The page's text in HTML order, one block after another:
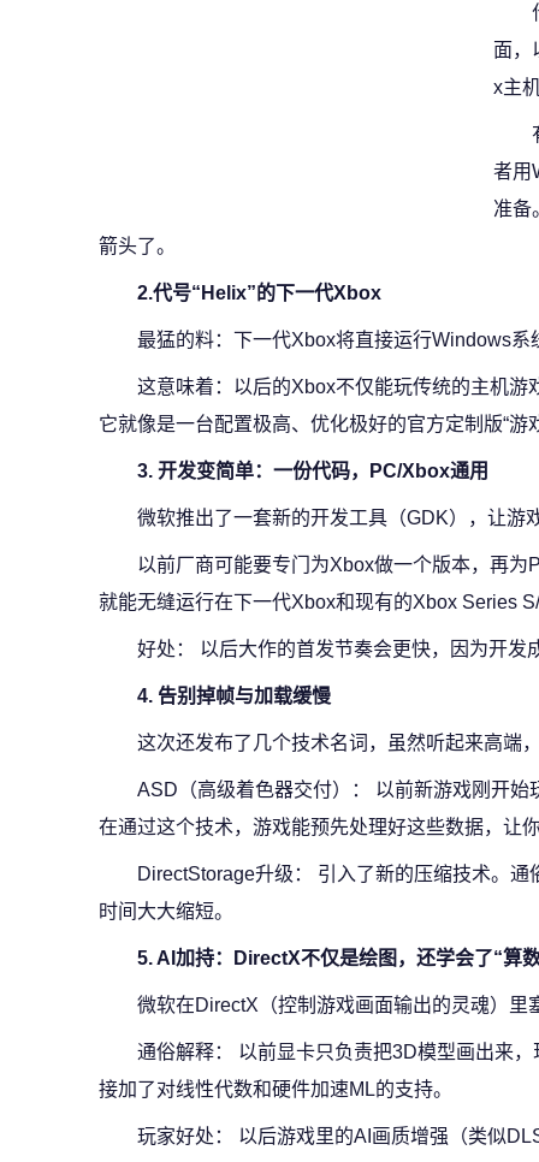
面，
x主
者用
准备
箭头了。
2.代号“Helix”的下一代Xbox
最猛的料：下一代Xbox将直接运行Windows系
这意味着：以后的Xbox不仅能玩传统的主机
它就像是一台配置极高、优化极好的官方定制版“游
3. 开发变简单：一份代码，PC/Xbox通用
微软推出了一套新的开发工具（GDK），让游
以前厂商可能要专门为Xbox做一个版本，再
就能无缝运行在下一代Xbox和现有的Xbox Series
好处： 以后大作的首发节奏会更快，因为开发
4. 告别掉帧与加载缓慢
这次还发布了几个技术名词，虽然听起来高端
ASD（高级着色器交付）： 以前新游戏刚开始
在通过这个技术，游戏能预先处理好这些数据，让
DirectStorage升级： 引入了新的压缩技术。
时间大大缩短。
5. AI加持：DirectX不仅是绘图，还学会了“算
微软在DirectX（控制游戏画面输出的灵魂）里
通俗解释： 以前显卡只负责把3D模型画出来
接加了对线性代数和硬件加速ML的支持。
玩家好处： 以后游戏里的AI画质增强（类似